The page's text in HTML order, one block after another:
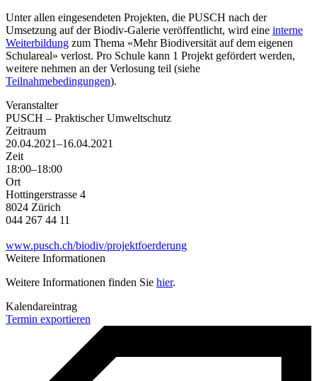
Unter allen eingesendeten Projekten, die PUSCH nach der
Umsetzung auf der Biodiv-Galerie veröffentlicht, wird eine interne
Weiterbildung zum Thema «Mehr Biodiversität auf dem eigenen
Schulareal» verlost. Pro Schule kann 1 Projekt gefördert werden,
weitere nehmen an der Verlosung teil (siehe
Teilnahmebedingungen).
Veranstalter
PUSCH – Praktischer Umweltschutz
Zeitraum
20.04.2021–16.04.2021
Zeit
18:00–18:00
Ort
Hottingerstrasse 4
8024 Zürich
044 267 44 11
www.pusch.ch/biodiv/projektfoerderung
Weitere Informationen
Weitere Informationen finden Sie hier.
Kalendareintrag
Termin exportieren